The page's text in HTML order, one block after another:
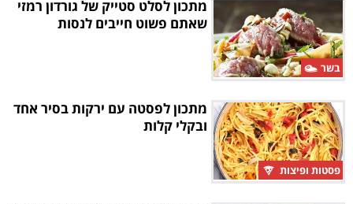
בשר
מתכון לסלט סטייק של גורדון רמזי
שאתם פשוט חייבים לנסות
פסטות ופיצות
מתכון לפסטה עם ירקות בסיר אחד
ובקלי קלות